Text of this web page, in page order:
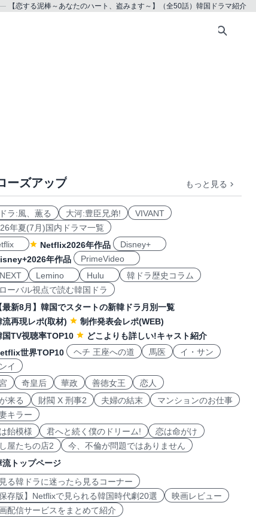
【恋する泥棒～あなたのハート、盗みます～】（全50話）韓国ドラマ紹介
ーズアップ もっと見る
ラ:風、薫る 大河:豊臣兄弟!
VIVANT
年夏(7月)国内ドラマ一覧
Netflix2026年作品
Disney+
年作品
PrimeVideo
Lemino Hulu
韓ドラ歴史コラム
ーバル視点で読む韓国ドラ
最新8月】韓国でスタートの新韓ドラ月別一覧
流再現レポ(取材)
制作発表会レポ(WEB)
国TV視聴率TOP10
どこよりも詳しい!キャスト紹介
世界TOP10
ヘチ 王座への道 馬医
イ・サン
イ
奇皇后 華政 善徳女王
恋人
来る
財閥 X 刑事2 夫婦の結末
マンションのお仕事
キラー
飴模様
君へと続く僕のドリーム!
恋は命がけ
屋たちの店2
今、不倫が問題ではありません
流トップページ
る韓ドラに迷ったら見るコーナー
保存版】Netflixで見られる韓国時代劇20選
映画レビュー
配信サービスをまとめて紹介